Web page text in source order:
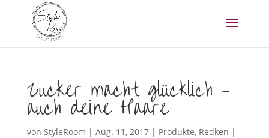
Zucker macht glücklich –
auch deine Haare
von StyleRoom | Aug. 11, 2017| Produkte, Redken |